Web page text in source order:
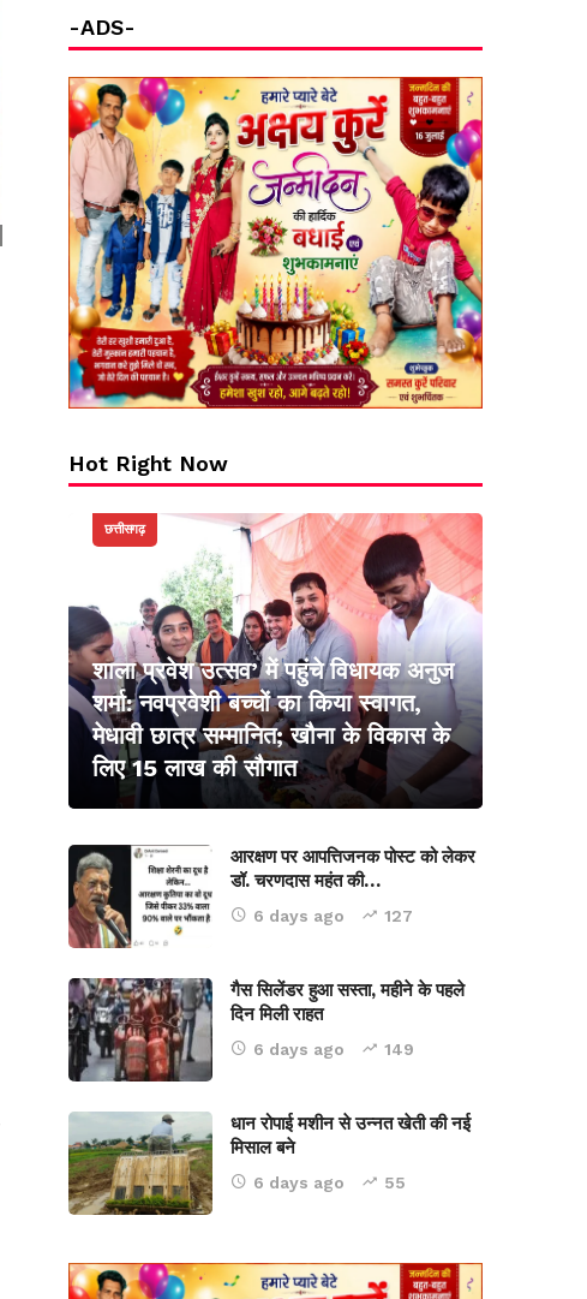
-ADS-
Hot Right Now
छत्तीसगढ़
शाला प्रवेश उत्सव’ में पहुंचे विधायक अनुज
शर्मा: नवप्रवेशी बच्चों का किया स्वागत,
मेधावी छात्र सम्मानित; खौना के विकास के
लिए 15 लाख की सौगात
आरक्षण पर आपत्तिजनक पोस्ट को लेकर
डॉ. चरणदास महंत की…
6 days ago 127
गैस सिलेंडर हुआ सस्ता, महीने के पहले
दिन मिली राहत
6 days ago 149
धान रोपाई मशीन से उन्नत खेती की नई
मिसाल बने
6 days ago 55